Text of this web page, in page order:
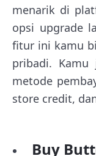
menarik di
opsi upgrade
fitur ini kamu
pribadi.
metode
store credit,
Buy